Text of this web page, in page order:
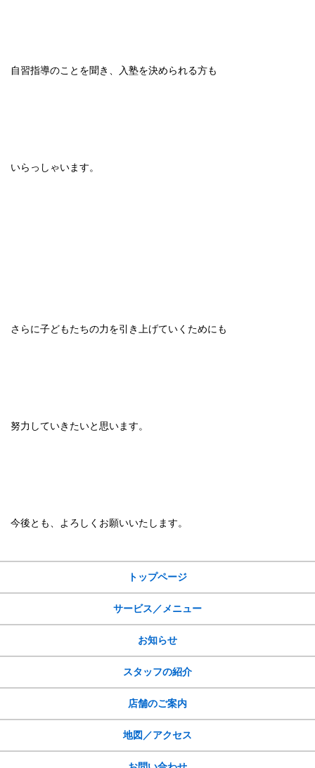
自習指導のことを聞き、入塾を決められる方も
いらっしゃいます。
さらに子どもたちの力を引き上げていくためにも
努力していきたいと思います。
今後とも、よろしくお願いいたします。
トップページ
サービス／メニュー
お知らせ
スタッフの紹介
店舗のご案内
地図／アクセス